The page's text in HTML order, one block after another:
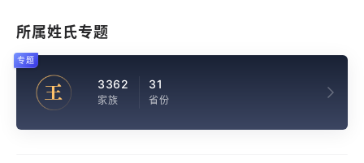
所属姓氏专题
王 3362
家族
31
省份
专题